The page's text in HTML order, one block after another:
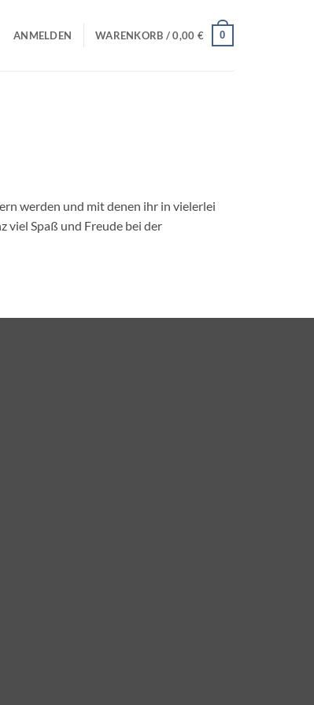
ANMELDEN WARENKORB /0,00 € 0
werden und mit denen ihr in vielerlei
viel Spaß und Freude bei der